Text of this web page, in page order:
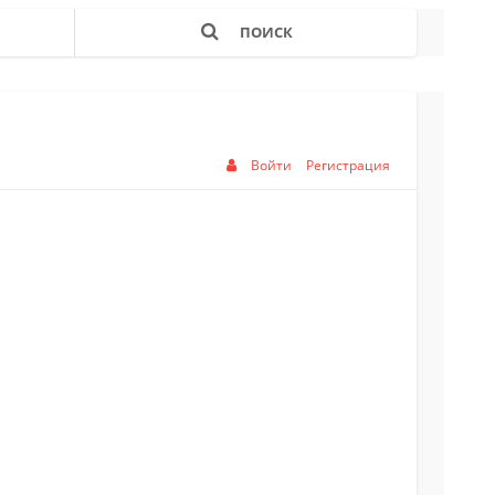
ПОИСК
Войти Регистрация